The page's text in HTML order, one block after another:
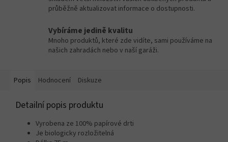
průběžně aktualizovat informace o dostupnosti.
Vybíráme jedině kvalitu
Mnoho produktů, které zde vidíte, sami používáme na
našich zahradách nebo v naší garáži.
Popis Hodnocení Diskuze
Detailní popis produktu
Vyrobena ze 100% papírové drti
Je biologicky rozložitelná